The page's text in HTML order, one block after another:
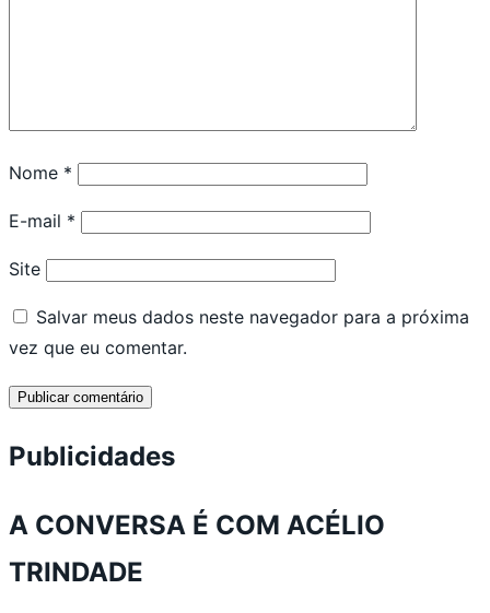
Nome *
E-mail *
Site
Salvar meus dados neste navegador para a próxima
vez que eu comentar.
Publicidades
A CONVERSA É COM ACÉLIO
TRINDADE